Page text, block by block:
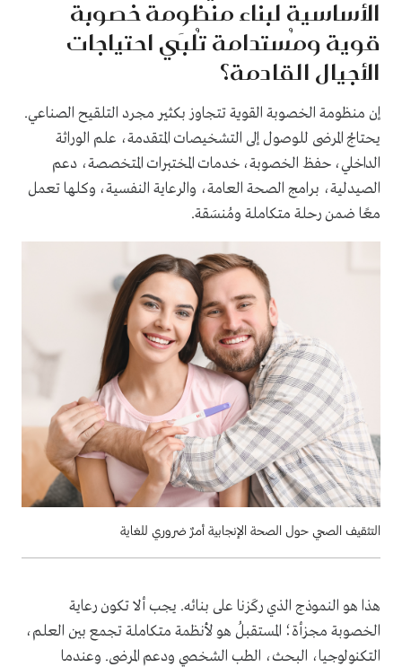
الأساسية لبناء منظومة خصوبة
قوية ومُستدامة تُلبَي احتياجات
الأجيال القادمة؟
إن منظومة الخصوبة القوية تتجاوز بكثير مجرد التلقيح الصناعي.
يحتاجُ المرضى للوصول إلى التشخيصات المتقدمة، علم الوراثة
الداخلي، حفظ الخصوبة، خدمات المختبرات المتخصصة، دعم
الصيدلية، برامج الصحة العامة، والرعاية النفسية، وكلها تعمل
معًا ضمن رحلة متكاملة ومُنسَقة.
التثقيف الصحي حول الصحة الإنجابية أمرٌ ضروري للغاية
هذا هو النموذج الذي ركَزنا على بنائه. يجب ألا تكون رعاية
الخصوبة مجزأة؛ المستقبلُ هو لأنظمة متكاملة تجمع بين العلم،
التكنولوجيا، البحث، الطب الشخصي ودعم المرضى. وعندما